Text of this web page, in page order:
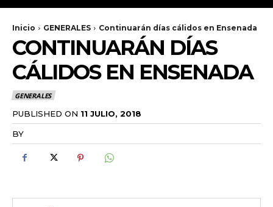
Inicio GENERALES Continuarán días cálidos en Ensenada
CONTINUARÁN DÍAS
CÁLIDOS EN ENSENADA
GENERALES
PUBLISHED ON 11 JULIO, 2018
BY